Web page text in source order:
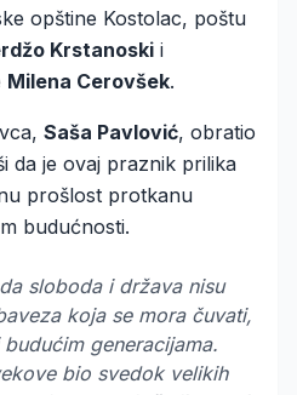
opštine Kostolac, poštu
Krstanoski i
Milena Cerovšek.
Saša Pavlović, obratio
da je ovaj praznik prilika
prošlost protkanu
budućnosti.
sloboda i država nisu
koja se mora čuvati,
generacijama.
bio svedok velikih